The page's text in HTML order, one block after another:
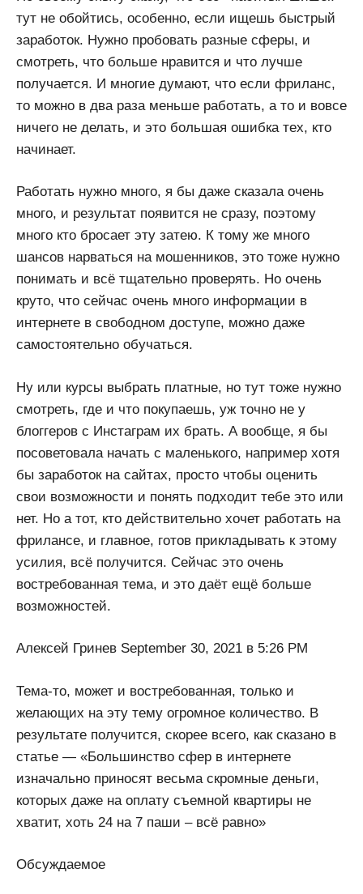
тут не обойтись, особенно, если ищешь быстрый
заработок. Нужно пробовать разные сферы, и
смотреть, что больше нравится и что лучше
получается. И многие думают, что если фриланс,
то можно в два раза меньше работать, а то и вовсе
ничего не делать, и это большая ошибка тех, кто
начинает.
Работать нужно много, я бы даже сказала очень
много, и результат появится не сразу, поэтому
много кто бросает эту затею. К тому же много
шансов нарваться на мошенников, это тоже нужно
понимать и всё тщательно проверять. Но очень
круто, что сейчас очень много информации в
интернете в свободном доступе, можно даже
самостоятельно обучаться.
Ну или курсы выбрать платные, но тут тоже нужно
смотреть, где и что покупаешь, уж точно не у
блоггеров с Инстаграм их брать. А вообще, я бы
посоветовала начать с маленького, например хотя
бы заработок на сайтах, просто чтобы оценить
свои возможности и понять подходит тебе это или
нет. Но а тот, кто действительно хочет работать на
фрилансе, и главное, готов прикладывать к этому
усилия, всё получится. Сейчас это очень
востребованная тема, и это даёт ещё больше
возможностей.
Алексей Гринев September 30, 2021 в 5:26 PM
Тема-то, может и востребованная, только и
желающих на эту тему огромное количество. В
результате получится, скорее всего, как сказано в
статье — «Большинство сфер в интернете
изначально приносят весьма скромные деньги,
которых даже на оплату съемной квартиры не
хватит, хоть 24 на 7 паши – всё равно»
Обсуждаемое